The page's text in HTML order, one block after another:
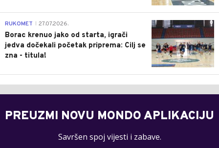
0
RUKOMET 27.07.2026.
Borac krenuo jako od starta, igrači
jedva dočekali početak priprema: Cilj se
zna - titula!
PREUZMI NOVU MONDO APLIKACIJU
Savršen spoj vijesti i zabave.